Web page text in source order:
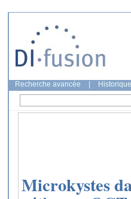
Recherche avancée
Microkystes